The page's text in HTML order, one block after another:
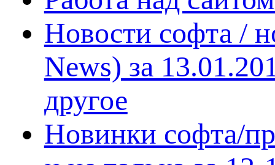
Новости софта /
News) за
другое
Новинки софта/